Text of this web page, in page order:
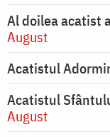
Al doilea acatist
August
Acatistul
Acatistul
August